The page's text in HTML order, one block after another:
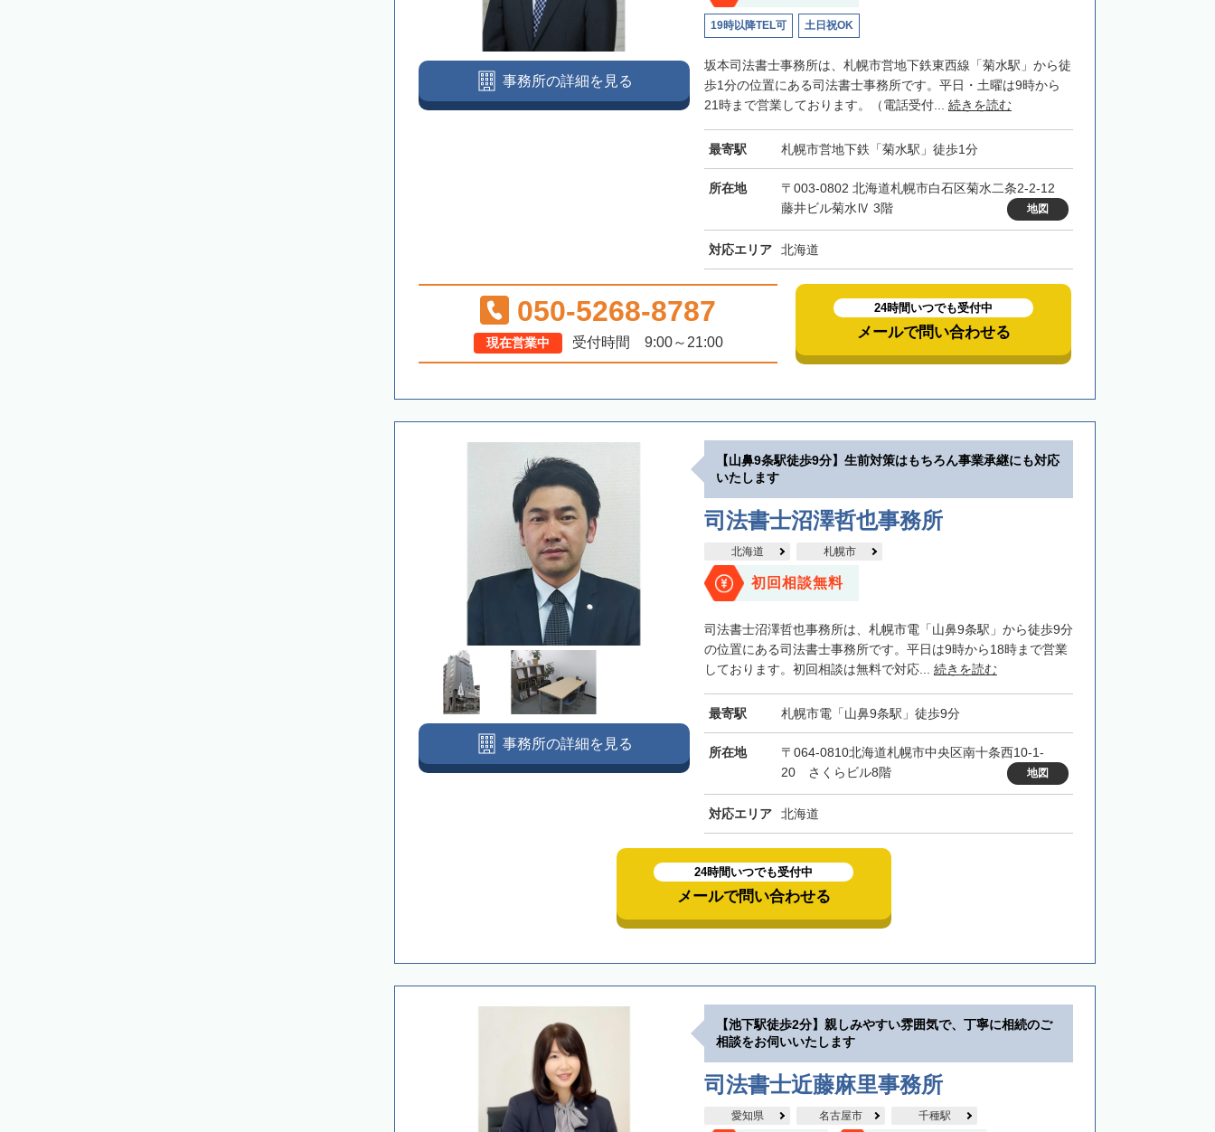
19時以降TEL可 土日祝OK
坂本司法書士事務所は、札幌市営地下鉄東西線「菊水駅」から徒
歩1分の位置にある司法書士事務所です。平日・土曜は9時から
21時まで営業しております。（電話受付... 続きを読む
最寄駅 札幌市営地下鉄「菊水駅」徒歩1分
所在地
〒003-0802 北海道札幌市白石区菊水二条2-2-12
藤井ビル菊水Ⅳ 3階
地図
対応エリア 北海道
事務所の詳細を見る
050-5268-8787
現在営業中 受付時間 9:00～21:00
24時間いつでも受付中
メールで問い合わせる
【山鼻9条駅徒歩9分】生前対策はもちろん事業承継にも対応
いたします
司法書士沼澤哲也事務所
北海道 札幌市
初回相談無料
司法書士沼澤哲也事務所は、札幌市電「山鼻9条駅」から徒歩9分
の位置にある司法書士事務所です。平日は9時から18時まで営業
しております。初回相談は無料で対応... 続きを読む
最寄駅 札幌市電「山鼻9条駅」徒歩9分
所在地
〒064-0810北海道札幌市中央区南十条西10-1-
20 さくらビル8階
地図
対応エリア 北海道
事務所の詳細を見る
24時間いつでも受付中
メールで問い合わせる
【池下駅徒歩2分】親しみやすい雰囲気で、丁寧に相続のご
相談をお伺いいたします
司法書士近藤麻里事務所
愛知県 名古屋市 千種駅